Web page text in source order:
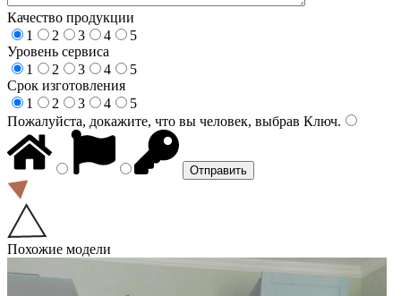
Качество продукции
1
2 3 4
5
Уровень сервиса
1
2 3 4
5
Срок изготовления
1
2 3 4
5
Пожалуйста, докажите, что вы человек, выбрав Ключ.
Похожие модели